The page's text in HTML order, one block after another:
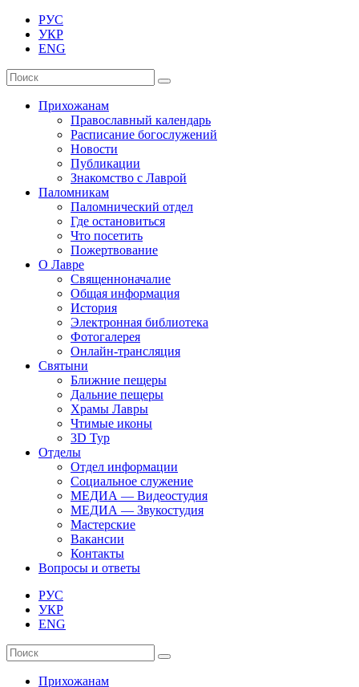
РУС
УКР
ENG
Прихожанам
Православный календарь
Расписание богослужений
Новости
Публикации
Знакомство с Лаврой
Паломникам
Паломнический отдел
Где остановиться
Что посетить
Пожертвование
О Лавре
Священноначалие
Общая информация
История
Электронная библиотека
Фотогалерея
Онлайн-трансляция
Святыни
Ближние пещеры
Дальние пещеры
Храмы Лавры
Чтимые иконы
3D Тур
Отделы
Отдел информации
Социальное служение
МЕДИА — Видеостудия
МЕДИА — Звукостудия
Мастерские
Вакансии
Контакты
Вопросы и ответы
РУС
УКР
ENG
Прихожанам